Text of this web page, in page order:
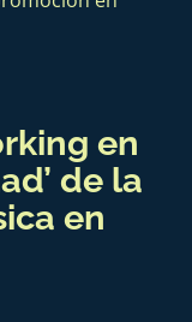
en
de la
en